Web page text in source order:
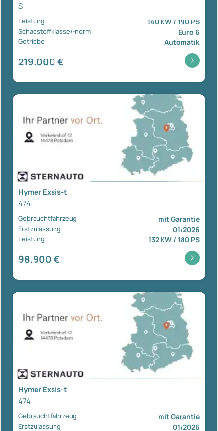
S
Leistung 140 KW / 190 PS
Schadstoffklasse/-norm Euro 6
Getriebe Automatik
219.000 €
Hymer Exsis-t
474
Gebrauchtfahrzeug mit Garantie
Erstzulassung 01/2026
Leistung 132 KW / 180 PS
98.900 €
Hymer Exsis-t
474
Gebrauchtfahrzeug mit Garantie
Erstzulassung 01/2026